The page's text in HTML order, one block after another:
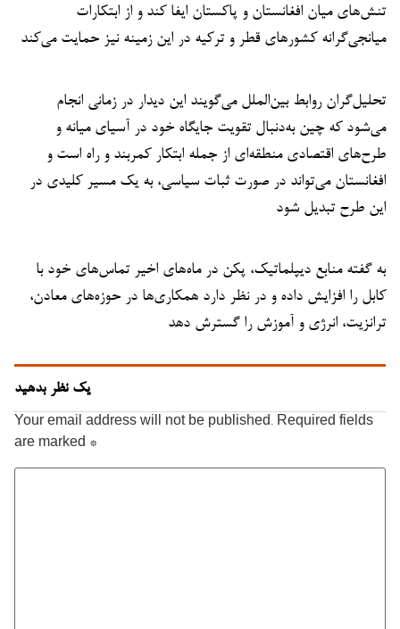
تنش‌های میان افغانستان و پاکستان ایفا کند و از ابتکارات
میانجی‌گرانه کشورهای قطر و ترکیه در این زمینه نیز حمایت می‌کند
تحلیل‌گران روابط بین‌الملل می‌گویند این دیدار در زمانی انجام
می‌شود که چین به‌دنبال تقویت جایگاه خود در آسیای میانه و
طرح‌های اقتصادی منطقه‌ای از جمله ابتکار کمربند و راه است و
افغانستان می‌تواند در صورت ثبات سیاسی، به یک مسیر کلیدی در
این طرح تبدیل شود
به گفته منابع دیپلماتیک، پکن در ماه‌های اخیر تماس‌های خود با
کابل را افزایش داده و در نظر دارد همکاری‌ها در حوزه‌های معادن،
ترانزیت، انرژی و آموزش را گسترش دهد
یک نظر بدهید
Your email address will not be published. Required fields
are marked *